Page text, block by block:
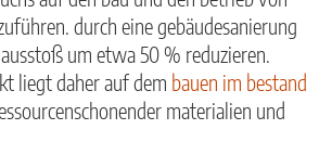
durch eine gebäudesanierung
um etwa 50 % reduzieren.
liegt daher auf dem bauen im bestand
materialien und